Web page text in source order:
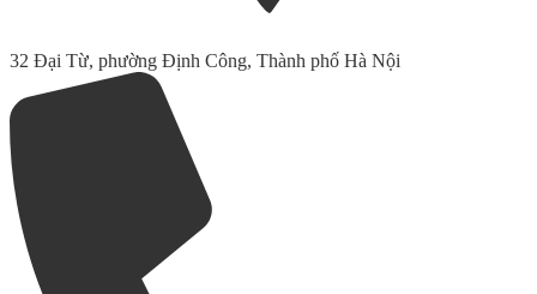
32 Đại Từ, phường Định Công, Thành phố Hà Nội